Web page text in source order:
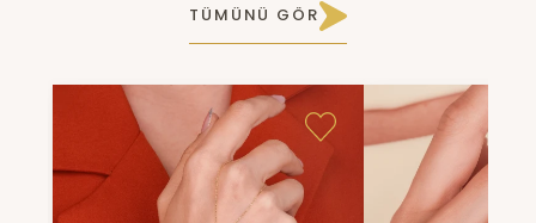
TÜMÜNÜ GÖR